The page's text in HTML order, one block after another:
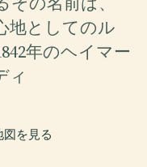
地としてのル
年のヘイマー
ィ
図を見る